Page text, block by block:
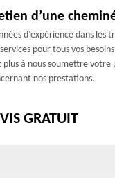
d’une
d’expérience dans
pour tous vos
plus à nous soumettre
nos prestations.
GRATUIT